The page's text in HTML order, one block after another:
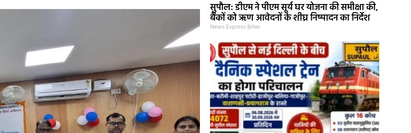
सुपौल: डीएम ने पीएम सूर्य घर योजना की समीक्षा की,
बैंकों को ऋण आवेदनों के शीघ्र निष्पादन का निर्देश
News Express Bihar